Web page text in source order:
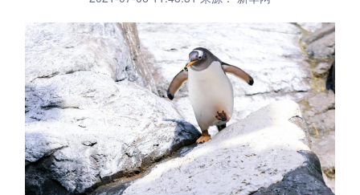
台湾 思客智库 全球连线 教育
科技 科创 量子 体育
文化 书画 健康 军事
访谈 视频 图片 政务
法律 中央文件 金融 汽车